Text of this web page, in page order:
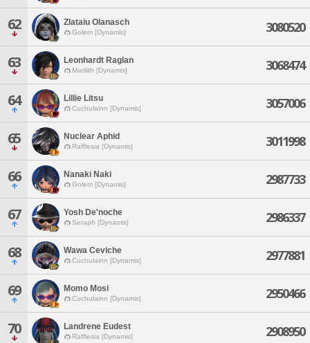
62 Zlataiu Olanasch
Golem [Dynamis] 3080520
63 Leonhardt Raglan
Marilith [Dynamis] 3068474
64 Lillie Litsu
Cuchulainn [Dynamis] 3057006
65 Nuclear Aphid
Rafflesia [Dynamis] 3011998
66 Nanaki Naki
Golem [Dynamis] 2987733
67 Yosh De'noche
Seraph [Dynamis] 2986337
68 Wawa Ceviche
Cuchulainn [Dynamis] 2977881
69 Momo Mosi
Cuchulainn [Dynamis] 2950466
70 Landrene Eudest
Rafflesia [Dynamis] 2908950